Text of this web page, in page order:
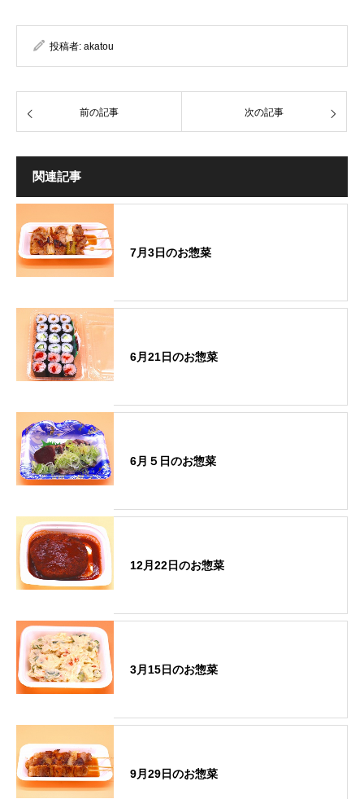
投稿者: akatou
前の記事 次の記事
関連記事
7月3日のお惣菜
6月21日のお惣菜
6月５日のお惣菜
12月22日のお惣菜
3月15日のお惣菜
9月29日のお惣菜